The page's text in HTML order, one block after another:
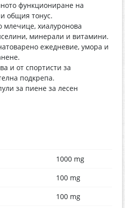
функциониране на
общия тонус.
хиалуронова
минерали и витамини.
ежедневие, умора и
и от спортисти за
подкрепа.
за пиене за лесен
1000 mg
100 mg
100 mg